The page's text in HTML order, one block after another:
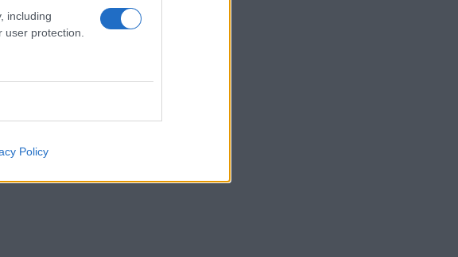
including
protection.
Policy
Central
leghasznosabb
felgyorsítja a